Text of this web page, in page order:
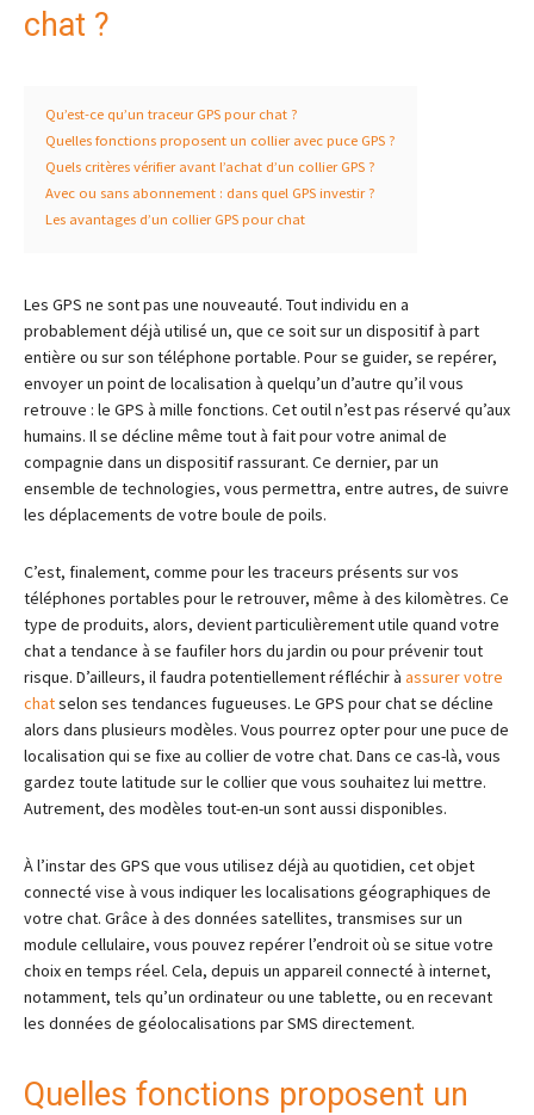
chat ?
Qu’est-ce qu’un traceur GPS pour chat ?
Quelles fonctions proposent un collier avec puce GPS ?
Quels critères vérifier avant l’achat d’un collier GPS ?
Avec ou sans abonnement : dans quel GPS investir ?
Les avantages d’un collier GPS pour chat
Les GPS ne sont pas une nouveauté. Tout individu en a
probablement déjà utilisé un, que ce soit sur un dispositif à part
entière ou sur son téléphone portable. Pour se guider, se repérer,
envoyer un point de localisation à quelqu’un d’autre qu’il vous
retrouve : le GPS à mille fonctions. Cet outil n’est pas réservé qu’aux
humains. Il se décline même tout à fait pour votre animal de
compagnie dans un dispositif rassurant. Ce dernier, par un
ensemble de technologies, vous permettra, entre autres, de suivre
les déplacements de votre boule de poils.
C’est, finalement, comme pour les traceurs présents sur vos
téléphones portables pour le retrouver, même à des kilomètres. Ce
type de produits, alors, devient particulièrement utile quand votre
chat a tendance à se faufiler hors du jardin ou pour prévenir tout
risque. D’ailleurs, il faudra potentiellement réfléchir à assurer votre
chatselon ses tendances fugueuses. Le GPS pour chat se décline
alors dans plusieurs modèles. Vous pourrez opter pour une puce de
localisation qui se fixe au collier de votre chat. Dans ce cas-là, vous
gardez toute latitude sur le collier que vous souhaitez lui mettre.
Autrement, des modèles tout-en-un sont aussi disponibles.
À l’instar des GPS que vous utilisez déjà au quotidien, cet objet
connecté vise à vous indiquer les localisations géographiques de
votre chat. Grâce à des données satellites, transmises sur un
module cellulaire, vous pouvez repérer l’endroit où se situe votre
choix en temps réel. Cela, depuis un appareil connecté à internet,
notamment, tels qu’un ordinateur ou une tablette, ou en recevant
les données de géolocalisations par SMS directement.
Quelles fonctions proposent un